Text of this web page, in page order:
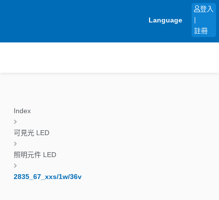
Language
登入
註冊
Index
可見光 LED
照明元件 LED
2835_67_xxs/1w/36v